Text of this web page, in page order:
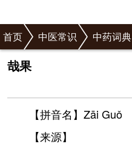
首页 中医常识 中药词典
哉果
【拼音名】Zāi Guǒ
【来源】